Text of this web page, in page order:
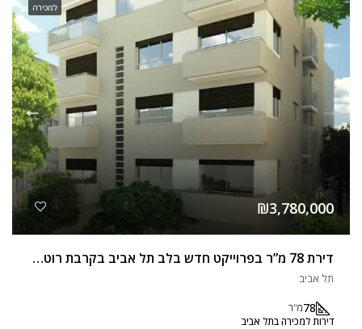
למכירה
₪3,780,000
דירת 78 מ”ר בפרוייקט חדש בלב תל אביב בקרבת רוטשילד
תל אביב
78מ"ר
דירות למכירה בתל אביב